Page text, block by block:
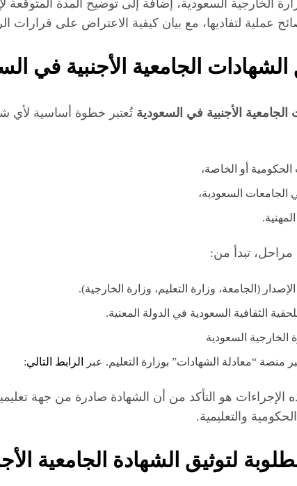
الخارجية السعودية، إضافة إلى توضيح المدة
عملية لتفاديها، مع بيان كيفية الاعتراض على قرارات
الشهادات الجامعية الأجنبية في
الجامعية الأجنبية في السعودية تُعتبر خطوة أساسية
أو الخاصة،
الجامعات السعودية،
مراحل، تبدأ من:
(الجامعة، وزارة التعليم، وزارة الخارجية).
الثقافية السعودية في الدولة المعنية.
الخارجية السعودية
منصة “معادلة الشهادات” بوزارة التعليم. عبر الرابط التالي:
هو التأكد من أن الشهادة صادرة من جهة
والتعليمية.
لتوثيق الشهادة الجامعية